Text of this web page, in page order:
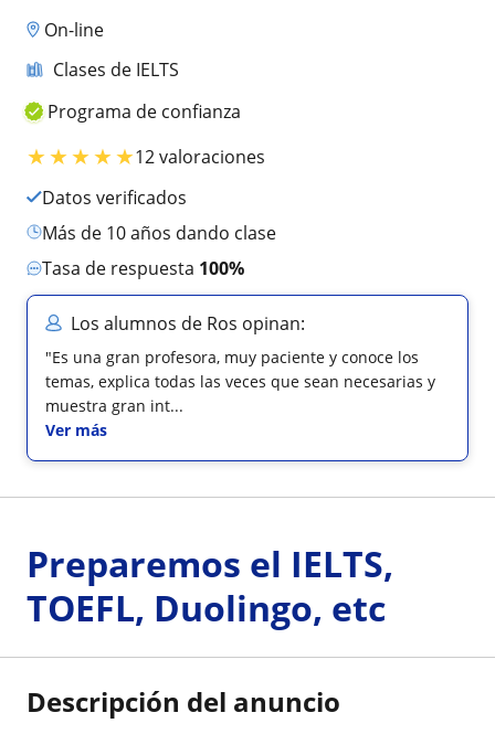
On-line
Clases de IELTS
Programa de confianza
★★★★★12 valoraciones
Datos verificados
más de 10 años dando clase
Tasa de respuesta 100%
Los alumnos de Ros opinan:
"Es una gran profesora, muy paciente y conoce los
temas, explica todas las veces que sean necesarias y
muestra gran int...
Ver más
Preparemos el IELTS,
TOEFL, Duolingo, etc
Descripción del anuncio